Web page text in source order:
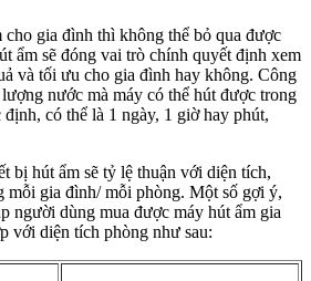
gia đình thì không thể bỏ qua được
ẩm sẽ đóng vai trò chính quyết định xem
và tối ưu cho gia đình hay không. Công
nước mà máy có thể hút được trong
có thể là 1 ngày, 1 giờ hay phút,
bị hút ẩm sẽ tỷ lệ thuận với diện tích,
mỗi gia đình/ mỗi phòng. Một số gợi ý,
người dùng mua được máy hút ẩm gia
với diện tích phòng như sau: